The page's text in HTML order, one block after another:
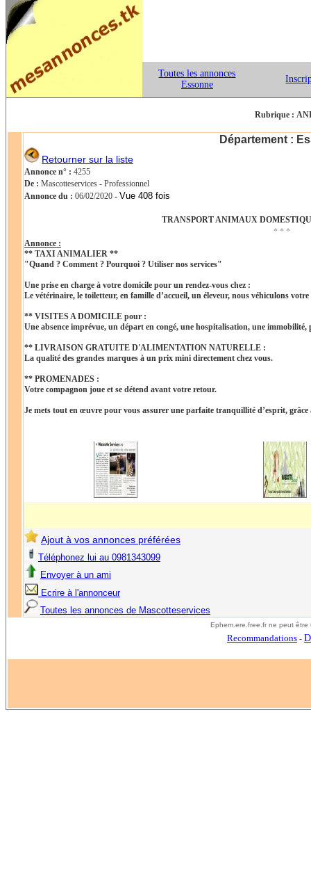
Toutes les annonces
Essonne
Rubrique :
Département :
Retourner sur la liste
Annonce n° : 4255
De : Mascotteservices - Professionnel
Annonce du : 06/02/2020 - Vue 408 fois
TRANSPORT ANIMAUX
* * *
Annonce :
** TAXI ANIMALIER **
"Quand ? Comment ? Pourquoi ? Utiliser nos services"
Une prise en charge à votre domicile pour un rendez-vous chez :
Le vétérinaire, le toiletteur, en famille d’accueil, un éleveur, nous véhiculons
** VISITES A DOMICILE pour :
Une absence imprévue, un départ en congé, une hospitalisation, une
** LIVRAISON GRATUITE D'ALIMENTATION NATURELLE :
La qualité des grandes marques à un prix mini directement chez vous.
** PROMENADES :
Votre compagnon joue et se détend avant votre retour.
Je mets tout en œuvre pour vous assurer une parfaite tranquillité d’esprit,
Ajout à vos annonces préférées
Téléphonez lui au 0981343099
Envoyer à un ami
Ecrire à l'annonceur
Toutes les annonces de Mascotteservices
Ephem.ere.free.fr ne peut
Recommandations -